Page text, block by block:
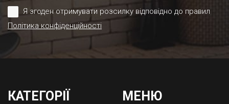
Я згоден отримувати розсилку відповідно до правил
Політика конфіденційності
КАТЕГОРІЇ МЕНЮ